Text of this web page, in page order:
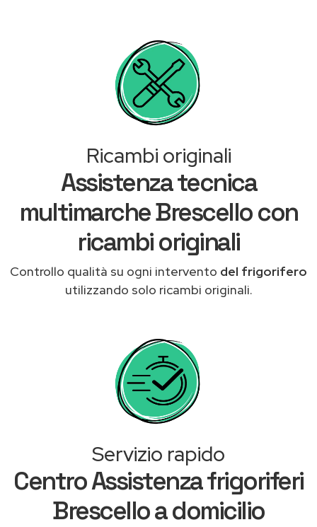
Ricambi originali
Assistenza tecnica
multimarche Brescello con
ricambi originali
Controllo qualità su ogni intervento del frigorifero
utilizzando solo ricambi originali.
Servizio rapido
Centro Assistenza frigoriferi
Brescello a domicilio